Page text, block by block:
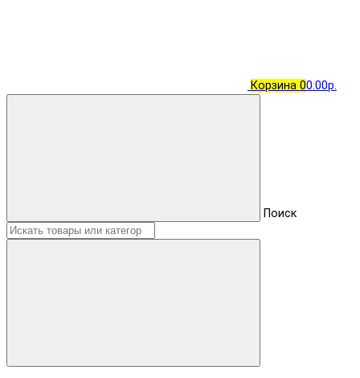
Корзина 00.00р.
Поиск